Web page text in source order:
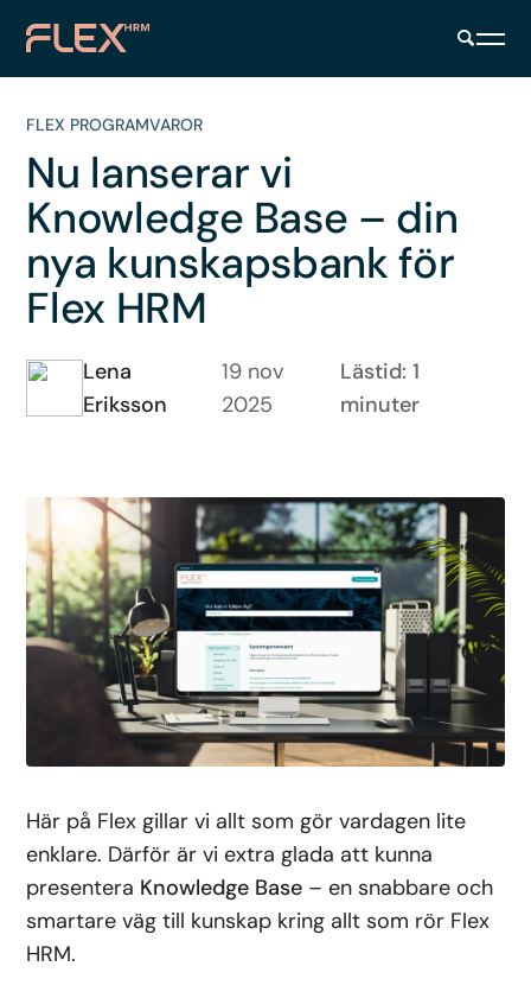
FLEX PROGRAMVAROR
Nu lanserar vi
Knowledge Base – din
nya kunskapsbank för
Flex HRM
Lena
Eriksson
19 nov
2025
Lästid: 1
minuter
Här på Flex gillar vi allt som gör vardagen lite
enklare. Därför är vi extra glada att kunna
presentera Knowledge Base – en snabbare och
smartare väg till kunskap kring allt som rör Flex
HRM.